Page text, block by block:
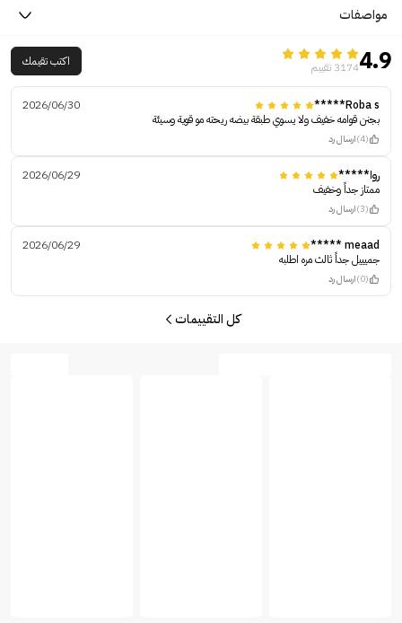
مواصفات
4.93174 تقييم اكتب تقيمك
Roba s*****
2026/06/30
بجنن قوامه خفيف ولا يسوي طبقة بيضه ريحته مو قوية وسيئة
(4) ارسال رد
روا*****
2026/06/29
ممتاز جداً وخفيف
(3) ارسال رد
meaad *****
2026/06/29
جميييل جداً ثالث مره اطلبه
(0) ارسال رد
كل التقييمات